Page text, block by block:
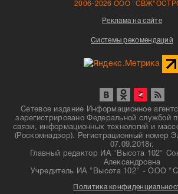
2006-2026 ООО
Реклама на сайте
Системы рекомендаций
Сетевое издание Информационное
зарегистрировано Федеральной службой
связи, информационных технологий и
(Роскомнадзор). Регистрационный номер
07.09.2018г.
Главный редактор ИА "Высота 102"
Александровна
Учредитель ИА "Высота 102" - ООО
Политика